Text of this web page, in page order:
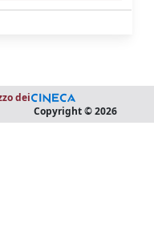
dei
Copyright © 2026